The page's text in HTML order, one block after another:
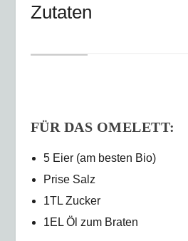
Zutaten
FÜR DAS OMELETT:
5 Eier (am besten Bio)
Prise Salz
1TL Zucker
1EL Öl zum Braten